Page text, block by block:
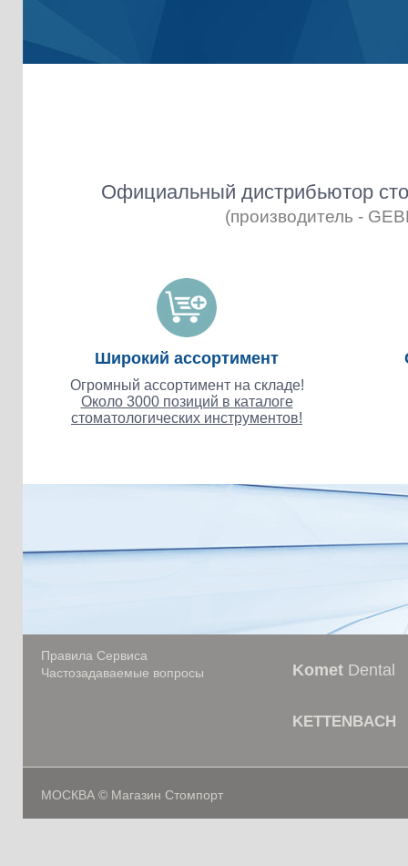
Официальный дистрибьютор
(производитель -
Широкий ассортимент
Огромный ассортимент на складе!
Около 3000 позиций в каталоге
стоматологических инструментов!
Правила Сервиса
Частозадаваемые вопросы
Komet Dental
KETTENBACH
МОСКВА © Магазин Стомпорт